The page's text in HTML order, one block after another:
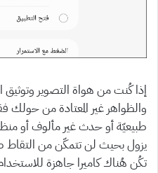
إذا كُنت من هواة التصوير وتوثيق
والظواهر غير المعتادة من
طبيعيّة أو حدث غير مألوف أو
يزول بحيث لن تتمكّن من التقاط
تكُن هُناك كاميرا جاهزة